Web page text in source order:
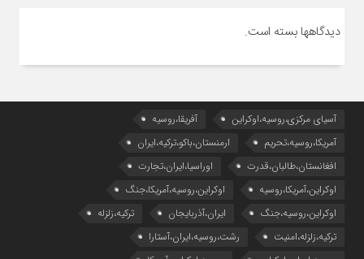
دیدگاهها بسته است.
آسیای مرکزی،روسیه،اوکراین
آفریقا،روسیه
آمریکا،روسیه،تحریم
ارمنستان،باکو،ترکیه،ایران
افغانستان،طالبان،قدرت
اوراسیا،ایران،تجارت
اوکراین،آمریکا،روسیه
اوکراین،روسیه،آمریکا،جنگ
اوکراین،روسیه،جنگ
ایران،آذربایجان
ترکیه،زلزله
ترکیه،زلزله،امنیت
رشت،روسیه،ایران،آستارا